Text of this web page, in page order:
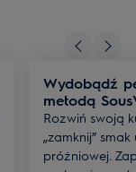
Wydobądź
metodą
Rozwiń swoją
„zamknij”
próżniowej.